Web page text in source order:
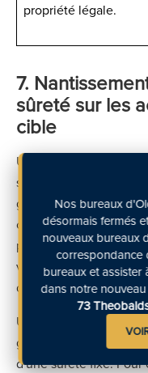
propriété légale.
7.
sûreté sur les
cible
Un nantissement
sur les actions —
garantie, au profit du
cible acquise. Si
paiement de la
valoir le nantissement
des actions, soit les
Une sûreté sur les
généralement la forme
d'une sûreté fixe.
Nos bureaux
désormais fermés
nouveaux bureaux
correspondance
bureaux et assister
dans notre
73